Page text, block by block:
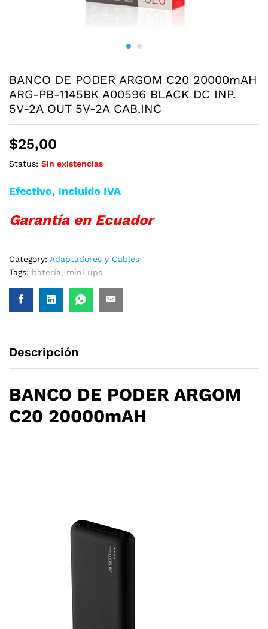
BANCO DE PODER ARGOM C20 20000mAH
ARG-PB-1145BK A00596 BLACK DC INP.
5V-2A OUT 5V-2A CAB.INC
$25,00
Status: Sin existencias
Efectivo, Incluido IVA
Garantía en Ecuador
Category: Adaptadores y Cables
Tags: batería, mini ups
Descripción
BANCO DE PODER ARGOM
C20 20000mAH